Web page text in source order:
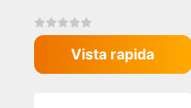
0out of 5
Vista rapida